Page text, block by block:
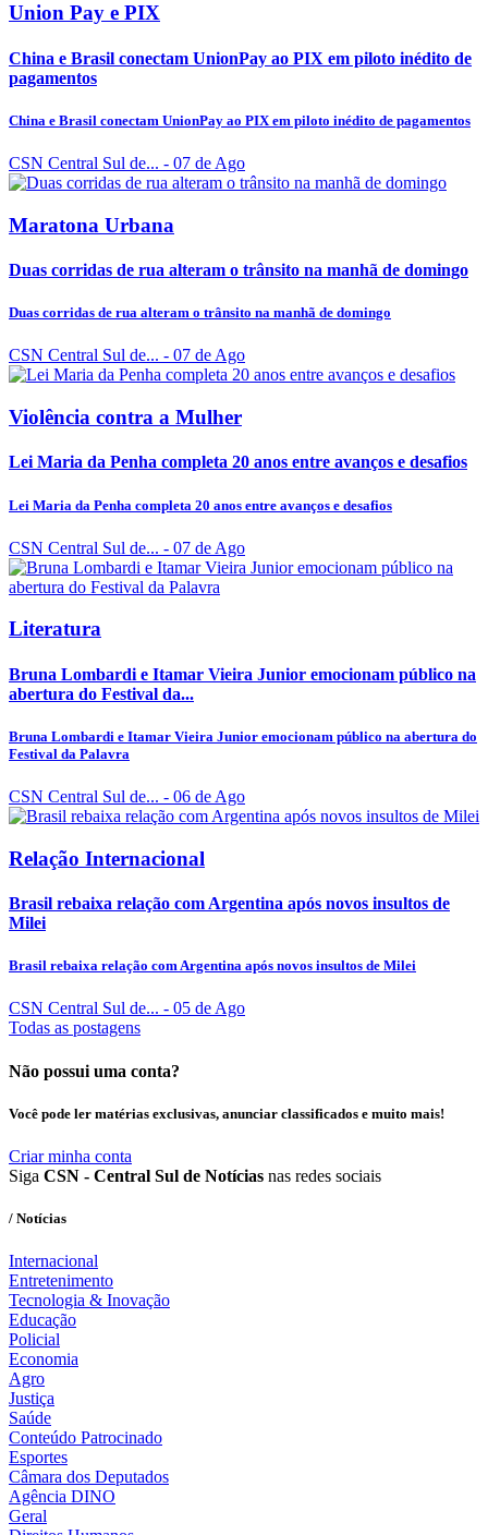
Union Pay e PIX
China e Brasil conectam UnionPay ao PIX em piloto inédito de
pagamentos
China e Brasil conectam UnionPay ao PIX em piloto inédito de pagamentos
CSN Central Sul de... - 07 de Ago
Maratona Urbana
Duas corridas de rua alteram o trânsito na manhã de domingo
Duas corridas de rua alteram o trânsito na manhã de domingo
CSN Central Sul de... - 07 de Ago
Violência contra a Mulher
Lei Maria da Penha completa 20 anos entre avanços e desafios
Lei Maria da Penha completa 20 anos entre avanços e desafios
CSN Central Sul de... - 07 de Ago
Literatura
Bruna Lombardi e Itamar Vieira Junior emocionam público na
abertura do Festival da...
Bruna Lombardi e Itamar Vieira Junior emocionam público na abertura do
Festival da Palavra
CSN Central Sul de... - 06 de Ago
Relação Internacional
Brasil rebaixa relação com Argentina após novos insultos de
Milei
Brasil rebaixa relação com Argentina após novos insultos de Milei
CSN Central Sul de... - 05 de Ago
Todas as postagens
Não possui uma conta?
Você pode ler matérias exclusivas, anunciar classificados e muito mais!
Criar minha conta
Siga CSN - Central Sul de Notícias nas redes sociais
/ Notícias
Internacional
Entretenimento
Tecnologia & Inovação
Educação
Policial
Economia
Agro
Justiça
Saúde
Conteúdo Patrocinado
Esportes
Câmara dos Deputados
Agência DINO
Geral